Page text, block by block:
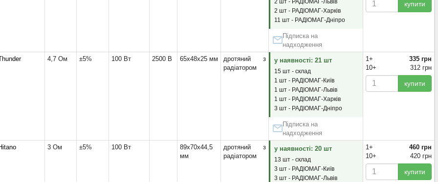
2 шт - РАДІОМАГ-Львів
2 шт - РАДІОМАГ-Харків
11 шт - РАДІОМАГ-Дніпро
Підписка на
надходження
купити
4,7 Ом ±5% 100 Вт 2500 В 65x48x25 мм
дротяний з
радіатором
у наявності: 21 шт
15 шт - склад
1 шт - РАДІОМАГ-Київ
1 шт - РАДІОМАГ-Львів
1 шт - РАДІОМАГ-Харків
3 шт - РАДІОМАГ-Дніпро
Підписка на
надходження
1+
335 грн
10+
312 грн
купити
3 Ом ±5% 100 Вт
89x70x44,5
мм
дротяний з
радіатором
у наявності: 20 шт
13 шт - склад
3 шт - РАДІОМАГ-Київ
3 шт - РАДІОМАГ-Львів
1+
460 грн
10+
420 грн
купити